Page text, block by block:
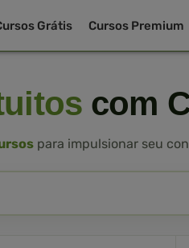
Grátis Cursos Premium
com
para impulsionar seu